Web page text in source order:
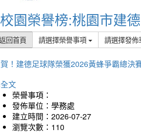
校園榮譽榜:桃園市建
回首頁 請選擇榮譽事項 請選擇發佈
！建德足球隊榮獲2026黃蜂爭霸總決
文
榮譽事項：
發佈單位：學務處
建立時間：2026-07-27
瀏覽次數：110